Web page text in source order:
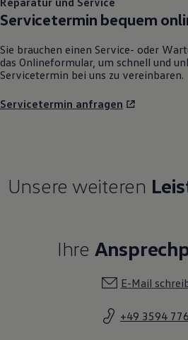
Servicetermin bequem
Sie brauchen einen Service- oder
das Onlineformular, um schnell und
Servicetermin bei uns zu vereinbaren.
Servicetermin anfragen
Unsere weiteren
Ihre
E-Mail
+49 3594